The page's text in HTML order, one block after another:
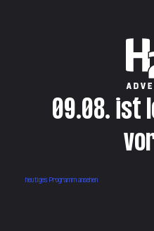
09.08. ist
heutiges Programm ansehen